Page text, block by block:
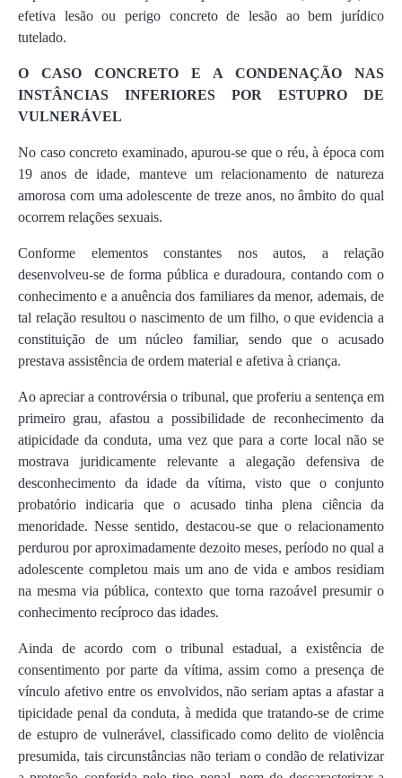
efetiva lesão ou perigo concreto de lesão ao bem jurídico
tutelado.
O CASO CONCRETO E A CONDENAÇÃO NAS
INSTÂNCIAS INFERIORES POR ESTUPRO DE
VULNERÁVEL
No caso concreto examinado, apurou-se que o réu, à época com
19 anos de idade, manteve um relacionamento de natureza
amorosa com uma adolescente de treze anos, no âmbito do qual
ocorrem relações sexuais.
Conforme elementos constantes nos autos, a relação
desenvolveu-se de forma pública e duradoura, contando com o
conhecimento e a anuência dos familiares da menor, ademais, de
tal relação resultou o nascimento de um filho, o que evidencia a
constituição de um núcleo familiar, sendo que o acusado
prestava assistência de ordem material e afetiva à criança.
Ao apreciar a controvérsia o tribunal, que proferiu a sentença em
primeiro grau, afastou a possibilidade de reconhecimento da
atipicidade da conduta, uma vez que para a corte local não se
mostrava juridicamente relevante a alegação defensiva de
desconhecimento da idade da vítima, visto que o conjunto
probatório indicaria que o acusado tinha plena ciência da
menoridade. Nesse sentido, destacou-se que o relacionamento
perdurou por aproximadamente dezoito meses, período no qual a
adolescente completou mais um ano de vida e ambos residiam
na mesma via pública, contexto que torna razoável presumir o
conhecimento recíproco das idades.
Ainda de acordo com o tribunal estadual, a existência de
consentimento por parte da vítima, assim como a presença de
vínculo afetivo entre os envolvidos, não seriam aptas a afastar a
tipicidade penal da conduta, à medida que tratando-se de crime
de estupro de vulnerável, classificado como delito de violência
presumida, tais circunstâncias não teriam o condão de relativizar